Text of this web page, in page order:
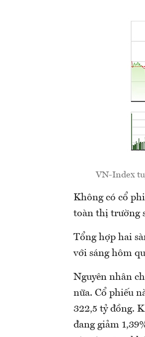
VN-Index
Không có cổ
toàn thị trường
Tổng hợp hai
với sáng hôm
Nguyên nhân
nữa. Cổ phiếu
322,5 tỷ đồng.
đang giảm